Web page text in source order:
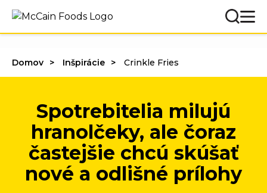
Domov Inšpirácie Crinkle Fries
Spotrebitelia milujú
hranolčeky, ale čoraz
častejšie chcú skúšať
nové a odlišné prílohy